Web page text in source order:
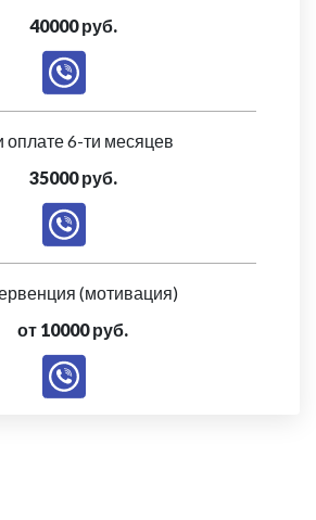
40000 руб.
оплате 6-ти месяцев
35000 руб.
(мотивация)
от 10000 руб.